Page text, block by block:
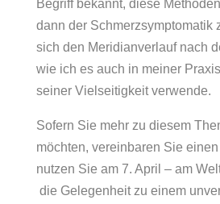
Begriff bekannt, diese
dann der Schmerzsymptomatik
sich den Meridianverlauf nach
wie ich es auch in meiner
seiner Vielseitigkeit verwende.
Sofern Sie mehr zu diesem
möchten, vereinbaren Sie
nutzen Sie am 7. April – am
die Gelegenheit zu einem